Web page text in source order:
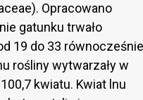
Opracowano
gatunku trwało
19 do 33 równocześnie
rośliny wytwarzały w
kwiatu. Kwiat lnu